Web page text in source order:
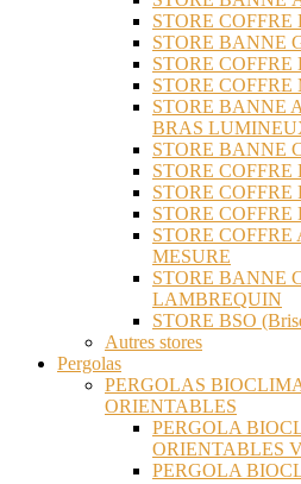
STORE
STORE BANNE
STORE COFFRE
STORE COFFRE
STORE BANNE
BRAS
STORE BANNE
STORE
STORE COFFRE
STORE COFFRE
STORE
MESURE
STORE BANNE
LAMBREQUIN
STORE BSO
Autres stores
Pergolas
PERGOLAS
ORIENTABLES
PERGOLA
ORIENTABLES
PERGOLA